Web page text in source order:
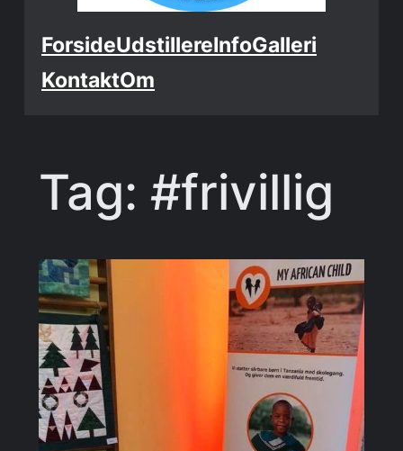
ForsideUdstillereInfoGalleri
KontaktOm
Tag: #frivillig